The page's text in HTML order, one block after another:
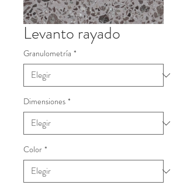
Levanto rayado
Granulometría *
Dimensiones *
Color *